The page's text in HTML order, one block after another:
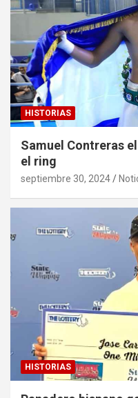
HISTORIAS
Samuel Contreras
el ring
septiembre 30, 2024
HISTORIAS